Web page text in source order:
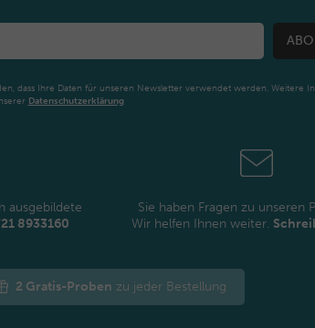
dass Ihre Daten für unseren Newsletter verwendet werden. Weitere
Daten­schutz­erklärung
ausgebildete
8933160
Sie haben Fragen zu unseren
Wir helfen Ihnen weiter.
2 Gratis-Proben zu jeder Bestellung